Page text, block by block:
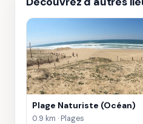
Plage Naturiste (Océan)
0.9 km · Plages